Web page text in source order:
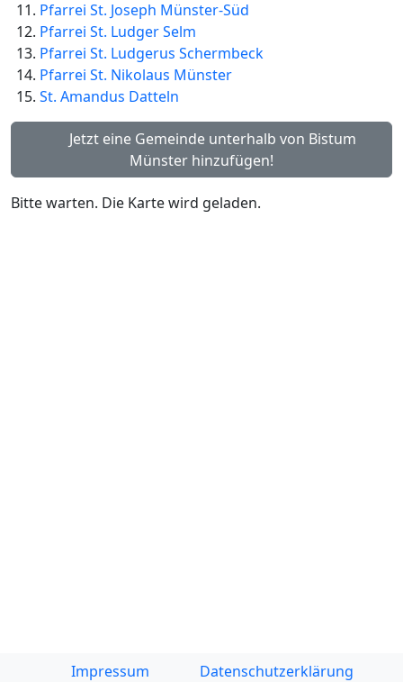
Pfarrei St. Joseph Münster-Süd
Pfarrei St. Ludger Selm
Pfarrei St. Ludgerus Schermbeck
Pfarrei St. Nikolaus Münster
St. Amandus Datteln
Jetzt eine Gemeinde unterhalb von Bistum
Münster hinzufügen!
Bitte warten. Die Karte wird geladen.
Impressum
Datenschutzerklärung